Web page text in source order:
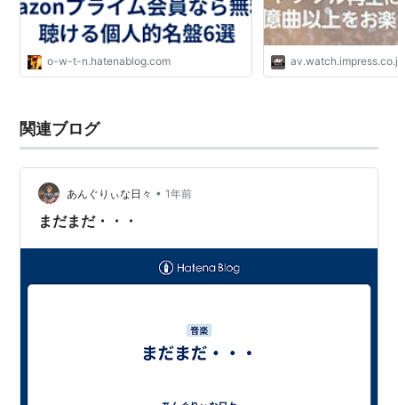
o-w-t-n.hatenablog.com
関連ブログ
あんぐりぃな日々 • 1年前
まだまだ・・・